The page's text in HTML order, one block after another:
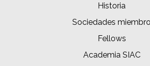
Historia
Sociedades miembro
Fellows
Academia SIAC